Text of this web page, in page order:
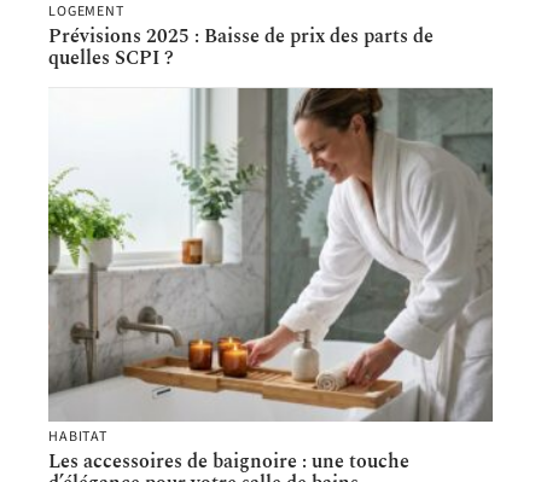
LOGEMENT
Prévisions 2025 : Baisse de prix des parts de
quelles SCPI ?
HABITAT
Les accessoires de baignoire : une touche